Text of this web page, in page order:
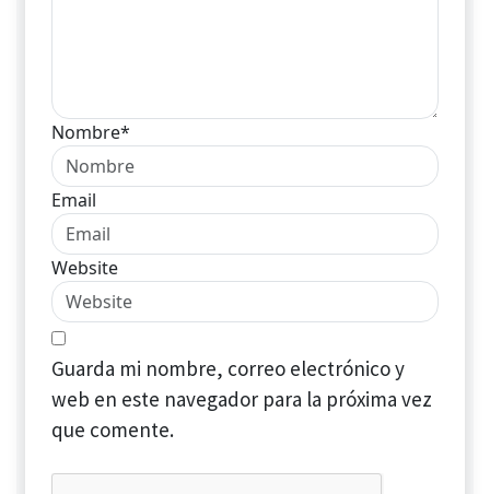
Nombre*
Email
Website
Guarda mi nombre, correo electrónico y
web en este navegador para la próxima vez
que comente.